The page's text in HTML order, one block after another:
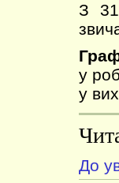
З 31
у
у
До